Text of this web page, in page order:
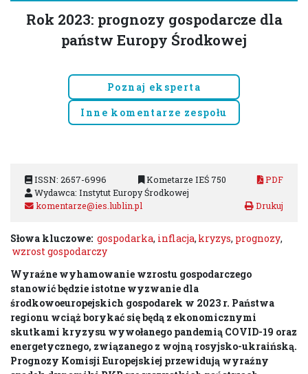
Rok 2023: prognozy gospodarcze dla
państw Europy Środkowej
Poznaj eksperta
Inne komentarze zespołu
ISSN: 2657-6996 Kometarze IEŚ 750
PDF
Wydawca: Instytut Europy Środkowej
komentarze@ies.lublin.pl
Słowa kluczowe: gospodarka, inflacja, kryzys, prognozy,
wzrost gospodarczy
Wyraźne wyhamowanie wzrostu gospodarczego
stanowić będzie istotne wyzwanie dla
środkowoeuropejskich gospodarek w 2023 r. Państwa
regionu wciąż borykać się będą z ekonomicznymi
skutkami kryzysu wywołanego pandemią COVID-19 oraz
energetycznego, związanego z wojną rosyjsko-ukraińską.
Prognozy Komisji Europejskiej przewidują wyraźny